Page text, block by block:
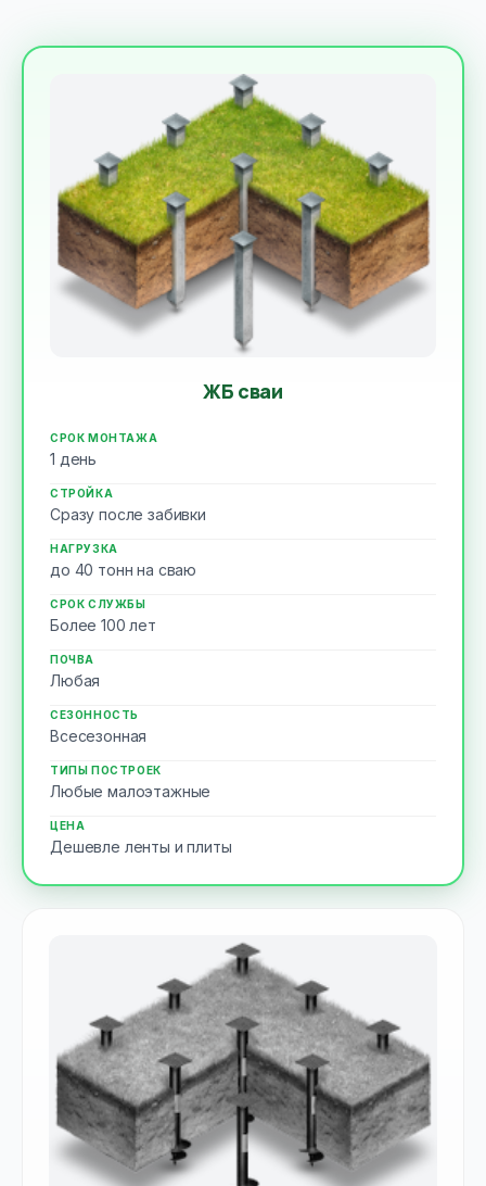
ЖБ сваи
СРОК МОНТАЖА
1 день
СТРОЙКА
Сразу после забивки
НАГРУЗКА
до 40 тонн на сваю
СРОК СЛУЖБЫ
Более 100 лет
ПОЧВА
Любая
СЕЗОННОСТЬ
Всесезонная
ТИПЫ ПОСТРОЕК
Любые малоэтажные
ЦЕНА
Дешевле ленты и плиты